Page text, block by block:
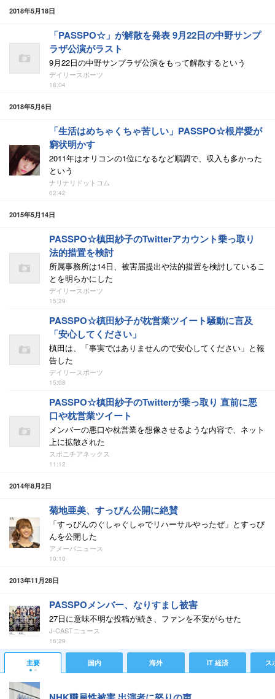
2018年5月18日
「PASSPO☆」が解散を発表 9月22日の中野サンプ
ラザ公演がラスト
9月22日の中野サンプラザ公演をもって解散するという
デイリースポーツ
18:04
2018年5月6日
「生活はめちゃくちゃ苦しい」PASSPO☆根岸愛が
窮状明かす
2011年はオリコンの1位になるなど順調で、収入も多かった
という
ナリナリドットコム
02:42
2015年5月14日
PASSPO☆槙田紗子のTwitterアカウント乗っ取り
法的措置を検討
所属事務所は14日、被害届提出や法的措置を検討しているこ
とを明らかにした
デイリースポーツ
15:29
PASSPO☆槙田紗子が枕営業ツイート騒動に言及
「安心してください」
槙田は、「事実ではありませんので安心してください」と報
告した
デイリースポーツ
15:08
PASSPO☆槙田紗子のTwitterが乗っ取り 直前に悪
口や枕営業ツイート
メンバーの悪口や枕営業を想像させるような内容で、ネット
上に拡散された
スポニチアネックス
11:12
2014年8月2日
菊地亜美、すっぴん公開に絶賛
「すっぴんのぐしゃぐしゃでリハーサルやったぜ」とすっぴ
んを公開した
アメーバニュース
10:10
2013年11月28日
PASSPOメンバー、なりすまし被害
27日に意味不明な投稿が続き、ファンを不安がらせた
J-CASTニュース
16:29
主要 国内 海外 IT 経済 ス